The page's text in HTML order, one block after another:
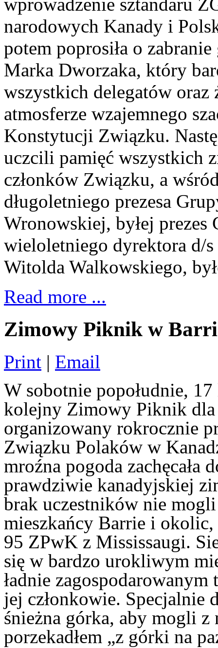
wprowadzenie sztandaru
narodowych Kanady i
potem poprosiła o
Marka Dworzaka, który
wszystkich delegatów
atmosferze wzajemnego
Konstytucji Związku.
uczcili pamięć wszystkich
członków Związku, a
długoletniego prezesa
Wronowskiej, byłej
wieloletniego dyrektora d/
Witolda Walkowskiego,
Read more ...
Zimowy Piknik w
Print | Email
W sobotnie popołudnie,
kolejny Zimowy Piknik dla
organizowany rokrocznie
Związku Polaków w
mroźna pogoda zachęcała
prawdziwie kanadyjskiej
brak uczestników nie
mieszkańcy Barrie i okolic,
95 ZPwK z Mississaugi.
się w bardzo urokliwym
ładnie
jej członkowie. Specjalnie
śnieżna górka, aby mogli
porzekadłem „z górki na